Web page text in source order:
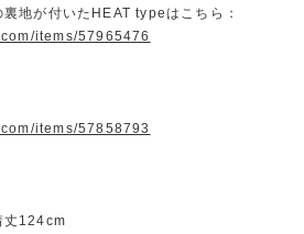
地が付いたHEAT typeはこちら：
items/57965476
items/57858793
丈124cm